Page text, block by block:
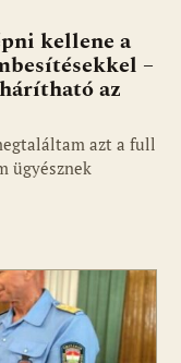
kellene a
–
az
azt a full
ügyésznek